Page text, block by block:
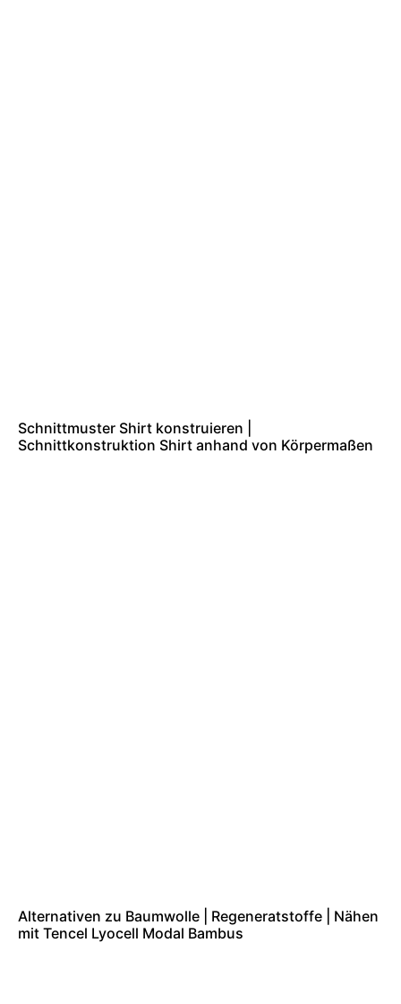
Schnittmuster Shirt konstruieren |
Schnittkonstruktion Shirt anhand von Körpermaßen
Alternativen zu Baumwolle | Regeneratstoffe | Nähen
mit Tencel Lyocell Modal Bambus